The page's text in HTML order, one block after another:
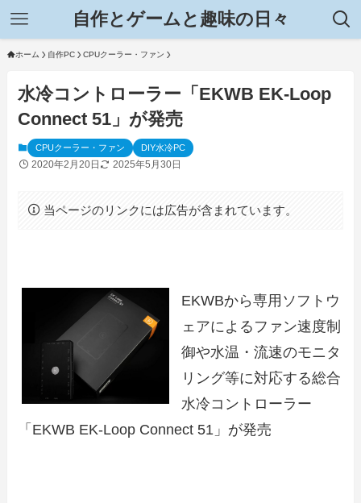
自作とゲームと趣味の日々
ホーム 自作PC CPUクーラー・ファン
水冷コントローラー「EKWB EK-Loop
Connect 51」が発売
CPUクーラー・ファン DIY水冷PC
2020年2月20日 2025年5月30日
当ページのリンクには広告が含まれています。
EKWBから専用ソフトウ
ェアによるファン速度制
御や水温・流速のモニタ
リング等に対応する総合
水冷コントローラー
「EKWB EK-Loop Connect 51」が発売